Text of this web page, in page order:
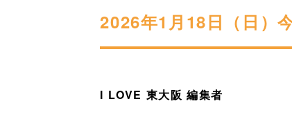
2026年1月18日（日）
I LOVE 東大阪 編集者